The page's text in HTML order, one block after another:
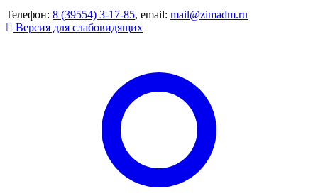
Телефон: 8 (39554) 3-17-85, email: mail@zimadm.ru
Версия для слабовидящих